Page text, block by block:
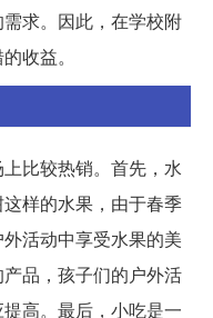
求。因此，在学校附
收益。
比较热销。首先，水
样的水果，由于春季
活动中享受水果的美
品，孩子们的户外活
高。最后，小吃是一